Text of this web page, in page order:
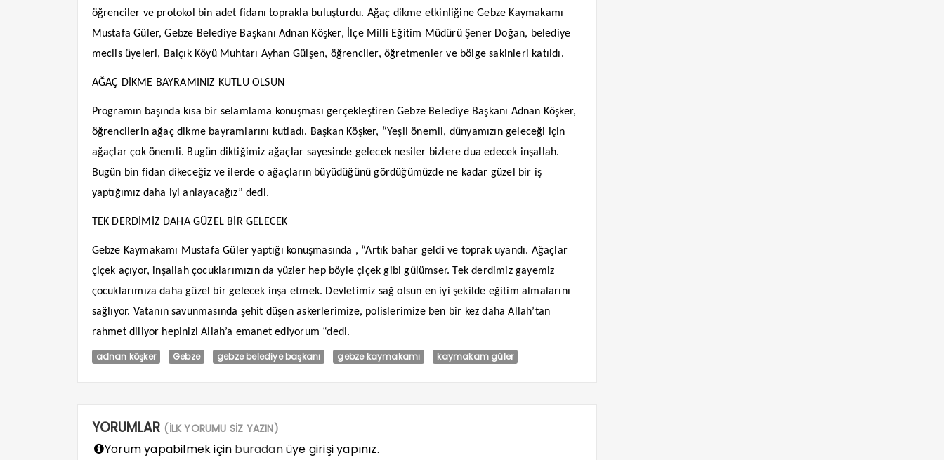
öğrenciler ve protokol bin adet fidanı toprakla buluşturdu. Ağaç dikme etkinliğine Gebze Kaymakamı
Mustafa Güler, Gebze Belediye Başkanı Adnan Köşker, İlçe Milli Eğitim Müdürü Şener Doğan, belediye
meclis üyeleri, Balçık Köyü Muhtarı Ayhan Gülşen, öğrenciler, öğretmenler ve bölge sakinleri katıldı.
AĞAÇ DİKME BAYRAMINIZ KUTLU OLSUN
Programın başında kısa bir selamlama konuşması gerçekleştiren Gebze Belediye Başkanı Adnan Köşker,
öğrencilerin ağaç dikme bayramlarını kutladı. Başkan Köşker, “Yeşil önemli, dünyamızın geleceği için
ağaçlar çok önemli. Bugün diktiğimiz ağaçlar sayesinde gelecek nesiler bizlere dua edecek inşallah.
Bugün bin fidan dikeceğiz ve ilerde o ağaçların büyüdüğünü gördüğümüzde ne kadar güzel bir iş
yaptığımız daha iyi anlayacağız” dedi.
TEK DERDİMİZ DAHA GÜZEL BİR GELECEK
Gebze Kaymakamı Mustafa Güler yaptığı konuşmasında , “Artık bahar geldi ve toprak uyandı. Ağaçlar
çiçek açıyor, inşallah çocuklarımızın da yüzler hep böyle çiçek gibi gülümser. Tek derdimiz gayemiz
çocuklarımıza daha güzel bir gelecek inşa etmek. Devletimiz sağ olsun en iyi şekilde eğitim almalarını
sağlıyor. Vatanın savunmasında şehit düşen askerlerimize, polislerimize ben bir kez daha Allah’tan
rahmet diliyor hepinizi Allah’a emanet ediyorum “dedi.
adnan köşker Gebze gebze belediye başkanı gebze kaymakamı kaymakam güler
YORUMLAR (İLK YORUMU SİZ YAZIN)
Yorum yapabilmek için buradanüye girişi yapınız.